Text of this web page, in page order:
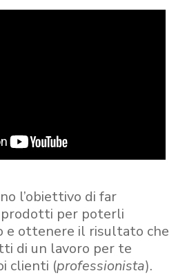
l’obiettivo di far
per poterli
e ottenere il risultato che
di un lavoro per te
clienti (professionista).